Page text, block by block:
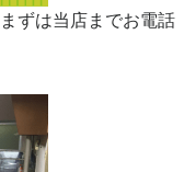
ずは当店までお電話